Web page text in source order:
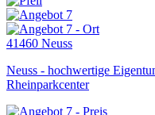
41460 Neuss
Neuss - hochwertige
Rheinparkcenter